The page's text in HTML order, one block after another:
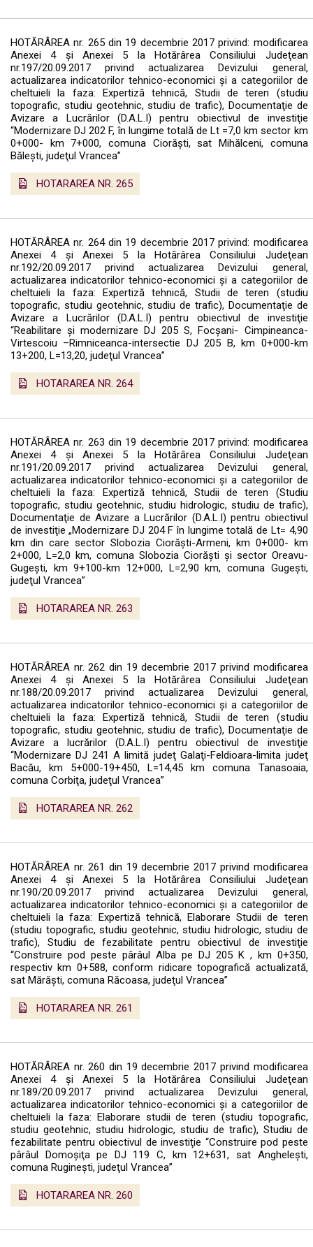
HOTĂRÂREA nr. 265 din 19 decembrie 2017 privind: modificarea
Anexei 4 şi Anexei 5 la Hotărârea Consiliului Judeţean
nr.197/20.09.2017 privind actualizarea Devizului general,
actualizarea indicatorilor tehnico-economici şi a categoriilor de
cheltuieli la faza: Expertiză tehnică, Studii de teren (studiu
topografic, studiu geotehnic, studiu de trafic), Documentaţie de
Avizare a Lucrărilor (D.A.L.I) pentru obiectivul de investiţie
“Modernizare DJ 202 F, în lungime totală de Lt =7,0 km sector km
0+000- km 7+000, comuna Ciorăşti, sat Mihălceni, comuna
Băleşti, judeţul Vrancea”
HOTARAREA NR. 265
HOTĂRÂREA nr. 264 din 19 decembrie 2017 privind: modificarea
Anexei 4 şi Anexei 5 la Hotărârea Consiliului Judeţean
nr.192/20.09.2017 privind actualizarea Devizului general,
actualizarea indicatorilor tehnico-economici şi a categoriilor de
cheltuieli la faza: Expertiză tehnică, Studii de teren (studiu
topografic, studiu geotehnic, studiu de trafic), Documentaţie de
Avizare a Lucrărilor (D.A.L.I) pentru obiectivul de investiţie
“Reabilitare şi modernizare DJ 205 S, Focşani- Cimpineanca-
Virtescoiu –Rimniceanca-intersectie DJ 205 B, km 0+000-km
13+200, L=13,20, judeţul Vrancea”
HOTARAREA NR. 264
HOTĂRÂREA nr. 263 din 19 decembrie 2017 privind: modificarea
Anexei 4 şi Anexei 5 la Hotărârea Consiliului Judeţean
nr.191/20.09.2017 privind actualizarea Devizului general,
actualizarea indicatorilor tehnico-economici şi a categoriilor de
cheltuieli la faza: Expertiză tehnică, Studii de teren (Studiu
topografic, studiu geotehnic, studiu hidrologic, studiu de trafic),
Documentaţie de Avizare a Lucrărilor (D.A.L.I) pentru obiectivul
de investiţie „Modernizare DJ 204 F în lungime totală de Lt= 4,90
km din care sector Slobozia Ciorăşti-Armeni, km 0+000- km
2+000, L=2,0 km, comuna Slobozia Ciorăşti şi sector Oreavu-
Gugeşti, km 9+100-km 12+000, L=2,90 km, comuna Gugeşti,
judeţul Vrancea”
HOTARAREA NR. 263
HOTĂRÂREA nr. 262 din 19 decembrie 2017 privind modificarea
Anexei 4 şi Anexei 5 la Hotărârea Consiliului Judeţean
nr.188/20.09.2017 privind actualizarea Devizului general,
actualizarea indicatorilor tehnico-economici şi a categoriilor de
cheltuieli la faza: Expertiză tehnică, Studii de teren (studiu
topografic, studiu geotehnic, studiu de trafic), Documentaţie de
Avizare a lucrărilor (D.A.L.I) pentru obiectivul de investiţie
“Modernizare DJ 241 A limită judeţ Galaţi-Feldioara-limita judeţ
Bacău, km 5+000-19+450, L=14,45 km comuna Tanasoaia,
comuna Corbiţa, judeţul Vrancea”
HOTARAREA NR. 262
HOTĂRÂREA nr. 261 din 19 decembrie 2017 privind modificarea
Anexei 4 şi Anexei 5 la Hotărârea Consiliului Judeţean
nr.190/20.09.2017 privind actualizarea Devizului general,
actualizarea indicatorilor tehnico-economici şi a categoriilor de
cheltuieli la faza: Expertiză tehnică, Elaborare Studii de teren
(studiu topografic, studiu geotehnic, studiu hidrologic, studiu de
trafic), Studiu de fezabilitate pentru obiectivul de investiţie
“Construire pod peste pârâul Alba pe DJ 205 K , km 0+350,
respectiv km 0+588, conform ridicare topografică actualizată,
sat Mărăşti, comuna Răcoasa, judeţul Vrancea”
HOTARAREA NR. 261
HOTĂRÂREA nr. 260 din 19 decembrie 2017 privind modificarea
Anexei 4 şi Anexei 5 la Hotărârea Consiliului Judeţean
nr.189/20.09.2017 privind actualizarea Devizului general,
actualizarea indicatorilor tehnico-economici şi a categoriilor de
cheltuieli la faza: Elaborare studii de teren (studiu topografic,
studiu geotehnic, studiu hidrologic, studiu de trafic), Studiu de
fezabilitate pentru obiectivul de investiţie “Construire pod peste
pârâul Domoşiţa pe DJ 119 C, km 12+631, sat Angheleşti,
comuna Rugineşti, judeţul Vrancea”
HOTARAREA NR. 260